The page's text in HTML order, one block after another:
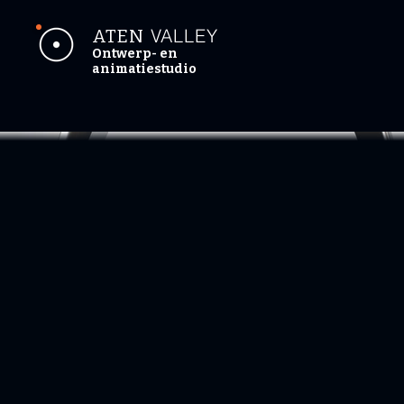
ATEN VALLEY
Ontwerp- en
animatiestudio